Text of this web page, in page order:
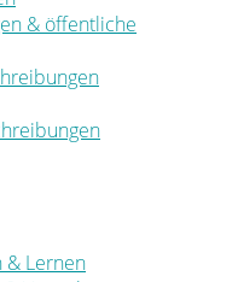
im Landkreis
& öffentliche
& Lernen